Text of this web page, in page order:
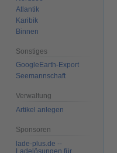
Atlantik
Karibik
Binnen
Sonstiges
GoogleEarth-Export
Seemannschaft
Verwaltung
Artikel anlegen
Sponsoren
lade-plus.de --
Ladelösungen für